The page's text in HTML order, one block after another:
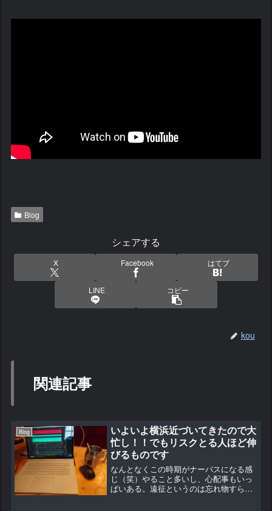
Blog
シェアする
X Facebook はてブ
LINE コピー
kou
関連記事
Blog
いよいよ横浜近づいてきたので大
忙し！！でもリスクとる人ほど伸
びるものです
なんとなくこの時期がナーバスになる感
じ（笑）やること多いし、心配事もいっ
ぱいある。遠征というのは忘れ物すらど